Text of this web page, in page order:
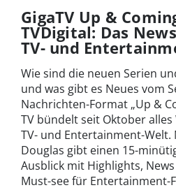
GigaTV Up &
TVDigital: Das
TV- und
Wie sind die neuen Serien
und was gibt es Neues vom
Nachrichten-Format „Up &
TV bündelt seit Oktober
TV- und Entertainment-
Douglas gibt einen 15-
Ausblick mit Highlights,
Must-see für Entertainment-